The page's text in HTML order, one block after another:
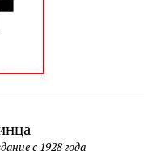
с 1928 года